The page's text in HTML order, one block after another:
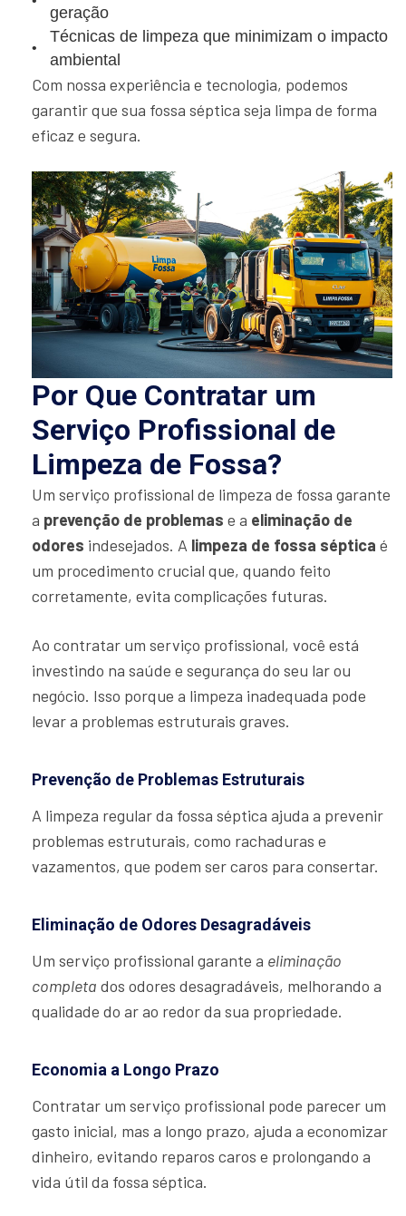
geração
Técnicas de limpeza que minimizam o impacto
ambiental
Com nossa experiência e tecnologia, podemos
garantir que sua fossa séptica seja limpa de forma
eficaz e segura.
Por Que Contratar um
Serviço Profissional de
Limpeza de Fossa?
Um serviço profissional de limpeza de fossa garante
a prevenção de problemas e a eliminação de
odores indesejados. A limpeza de fossa séptica é
um procedimento crucial que, quando feito
corretamente, evita complicações futuras.
Ao contratar um serviço profissional, você está
investindo na saúde e segurança do seu lar ou
negócio. Isso porque a limpeza inadequada pode
levar a problemas estruturais graves.
Prevenção de Problemas Estruturais
A limpeza regular da fossa séptica ajuda a prevenir
problemas estruturais, como rachaduras e
vazamentos, que podem ser caros para consertar.
Eliminação de Odores Desagradáveis
Um serviço profissional garante a eliminação
completa dos odores desagradáveis, melhorando a
qualidade do ar ao redor da sua propriedade.
Economia a Longo Prazo
Contratar um serviço profissional pode parecer um
gasto inicial, mas a longo prazo, ajuda a economizar
dinheiro, evitando reparos caros e prolongando a
vida útil da fossa séptica.